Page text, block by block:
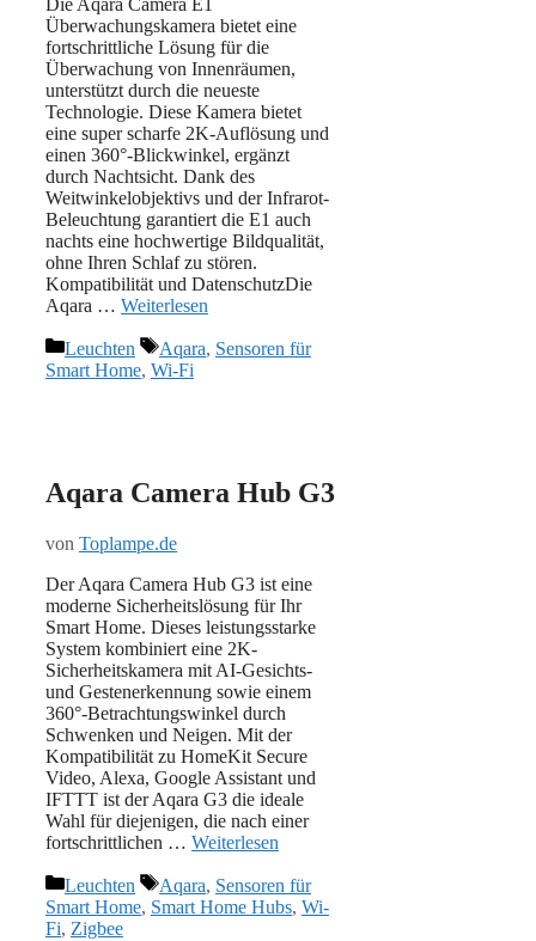
Die Aqara Camera E1
Überwachungskamera bietet eine
fortschrittliche Lösung für die
Überwachung von Innenräumen,
unterstützt durch die neueste
Technologie. Diese Kamera bietet
eine super scharfe 2K-Auflösung und
einen 360°-Blickwinkel, ergänzt
durch Nachtsicht. Dank des
Weitwinkelobjektivs und der Infrarot-
Beleuchtung garantiert die E1 auch
nachts eine hochwertige Bildqualität,
ohne Ihren Schlaf zu stören.
Kompatibilität und DatenschutzDie
Aqara … Weiterlesen
Kategorien
Leuchten Schlagwörter
Aqara, Sensoren für
Smart Home, Wi-Fi
Aqara Camera Hub G3
von Toplampe.de
Der Aqara Camera Hub G3 ist eine
moderne Sicherheitslösung für Ihr
Smart Home. Dieses leistungsstarke
System kombiniert eine 2K-
Sicherheitskamera mit AI-Gesichts-
und Gestenerkennung sowie einem
360°-Betrachtungswinkel durch
Schwenken und Neigen. Mit der
Kompatibilität zu HomeKit Secure
Video, Alexa, Google Assistant und
IFTTT ist der Aqara G3 die ideale
Wahl für diejenigen, die nach einer
fortschrittlichen … Weiterlesen
Kategorien
Leuchten Schlagwörter
Aqara, Sensoren für
Smart Home, Smart Home Hubs, Wi-
Fi, Zigbee